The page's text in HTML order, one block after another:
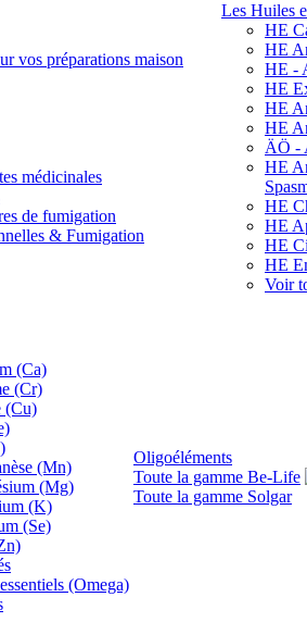
vos préparations maison
médicinales
de fumigation
& Fumigation
Les Huiles
HE
HE
HE -
HE
HE
HE
ÄÖ -
HE
HE
HE
HE
HE
Voir
(Ca)
(Cr)
(Cu)
(Mn)
(Mg)
(K)
(Se)
(Omega)
Oligoéléments
Toute la gamme Be-Life
Toute la gamme Solgar